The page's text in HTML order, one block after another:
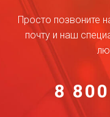
Просто позвоните
почту и наш
8